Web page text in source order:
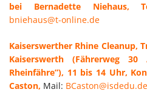
bei Bernadette Niehaus,
bniehaus@t-online.de
Kaiserswerther Rhine Cleanup,
Kaiserswerth (Fährerweg
Rheinfähre”), 11 bis 14 Uhr,
Caston, Mail: BCaston@isdedu.de